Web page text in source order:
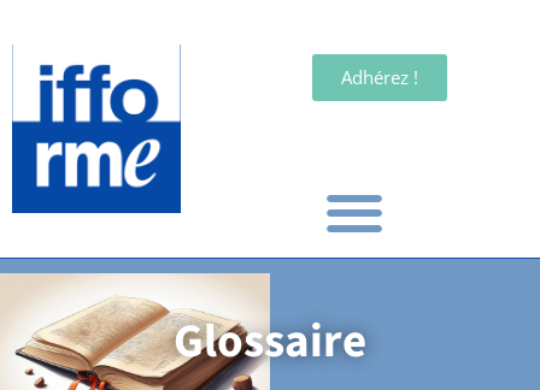
Adhérez !
Glossaire